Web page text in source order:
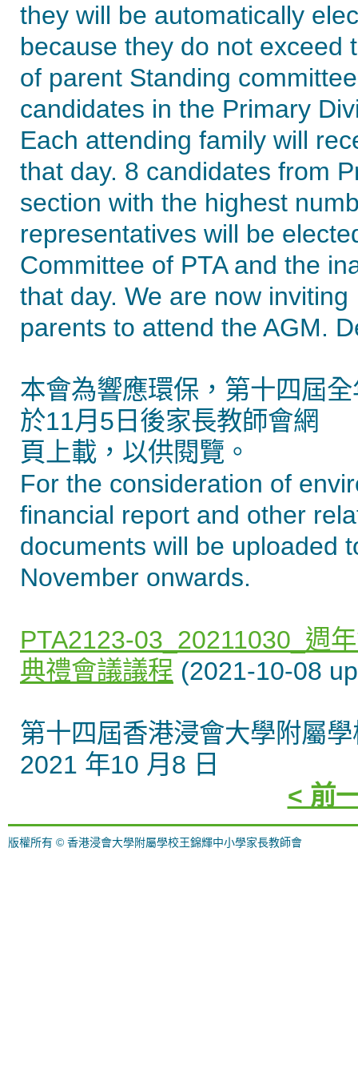
they will be automatically
because they do not exceed
of parent Standing
candidates in the Primary
Each attending family will
that day. 8 candidates from
section with the highest
representatives will be
Committee of PTA and the
that day. We are now inviting
parents to attend the AGM.
本會為響應環保，第十四屆
於11月5日後家長教師會網
頁上載，以供閱覽。
For the consideration of
financial report and other
documents will be uploaded
November onwards.
PTA2123-03_20211030_週
典禮會議議程 (2021-10-08
第十四屆香港浸會大學附屬
2021 年10 月8 日
< 前
版權所有 © 香港浸會大學附屬學校王錦輝中小學家長教師會